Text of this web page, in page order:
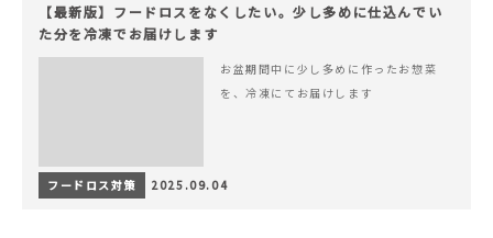
【最新版】フードロスをなくしたい。少し多めに仕込んでい
た分を冷凍でお届けします
お盆期間中に少し多めに作ったお惣菜
を、冷凍にてお届けします
フードロス対策 2025.09.04